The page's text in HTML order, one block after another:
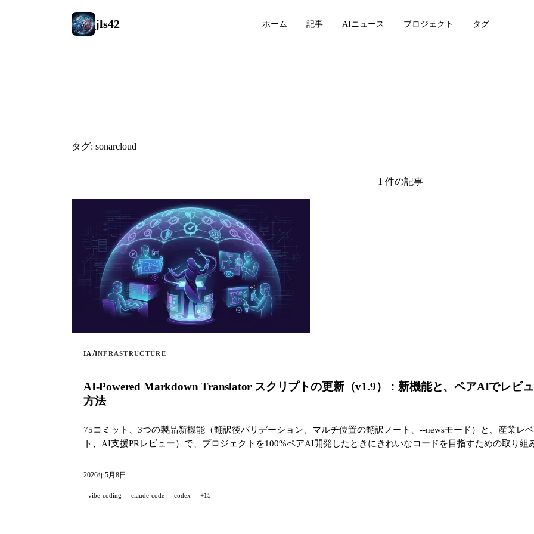
jls42 ホーム 記事 AIニュース プロジェクト タグ
タグ: sonarcloud
1 件の記事
IA /INFRASTRUCTURE
AI-Powered Markdown Translator スクリプトの更新（v1.9）：新機能と、ペアAIでレビ
方法
75コミット、3つの製品新機能（翻訳後バリデーション、マルチ位置の翻訳ノート、--newsモード）と、産業レ
ト、AI支援PRレビュー）で、プロジェクトを100%ペアAI開発したときにきれいなコードを目指すための取り組
2026年5月8日
vibe-coding claude-code codex +15